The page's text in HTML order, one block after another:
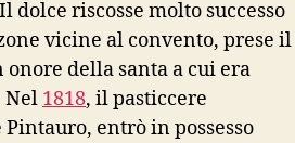
dolce riscosse molto successo
vicine al convento, prese il
onore della santa a cui era
Nel 1818, il pasticcere
entrò in possesso